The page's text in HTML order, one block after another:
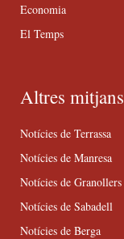
Economia
El Temps
Altres mitjans
Notícies de Terrassa
Notícies de Manresa
Notícies de Granollers
Notícies de Sabadell
Notícies de Berga